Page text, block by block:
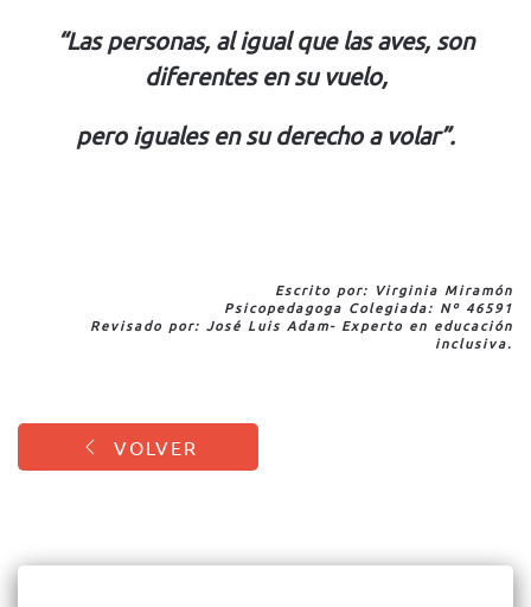
“Las personas, al igual que las aves, son
diferentes en su vuelo,
pero iguales en su derecho a volar”.
Escrito por: Virginia Miramón
Psicopedagoga Colegiada: Nº 46591
Revisado por: José Luis Adam- Experto en educación
inclusiva.
VOLVER